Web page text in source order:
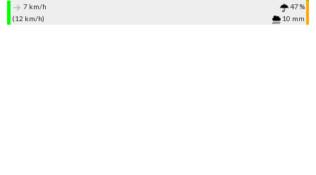
7 km/h
47 %
(12 km/h)
10 mm